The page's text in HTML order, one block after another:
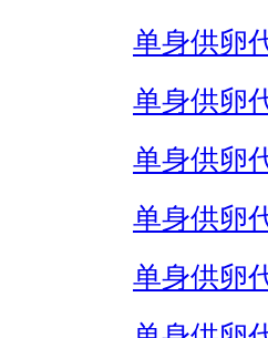
单身供卵
单身供卵
单身供卵
单身供卵
单身供卵